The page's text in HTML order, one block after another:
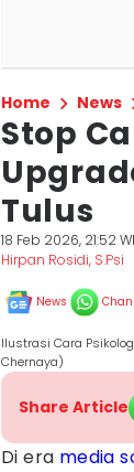
Home News
Stop
Tulus
18 Feb 2026, 21:52
Hirpan Rosidi, S.Psi
News
Ilustrasi Cara
Chernaya)
Share Article
Di era media